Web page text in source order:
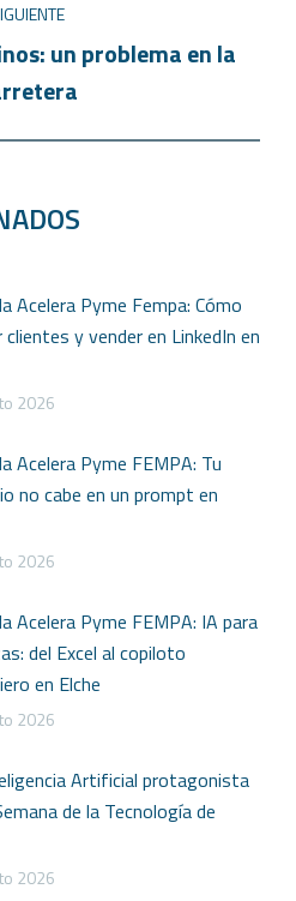
un problema en la
Acelera Pyme Fempa: Cómo
y vender en LinkedIn en
2026
Acelera Pyme FEMPA: Tu
no cabe en un prompt en
2026
Acelera Pyme FEMPA: IA para
del Excel al copiloto
en Elche
2026
Artificial protagonista
de la Tecnología de
2026